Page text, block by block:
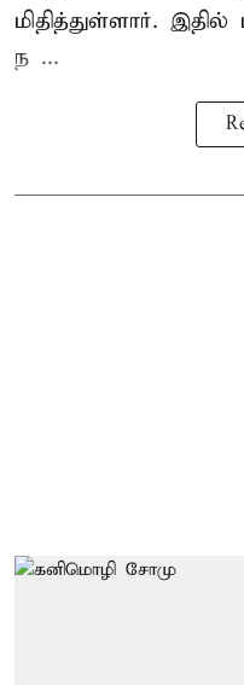
மிதித்துள்ளார். இதில்
ந ...